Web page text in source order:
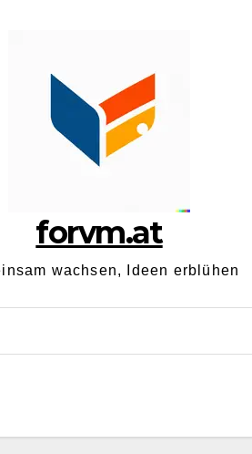
forvm.at
wachsen, Ideen erblühen